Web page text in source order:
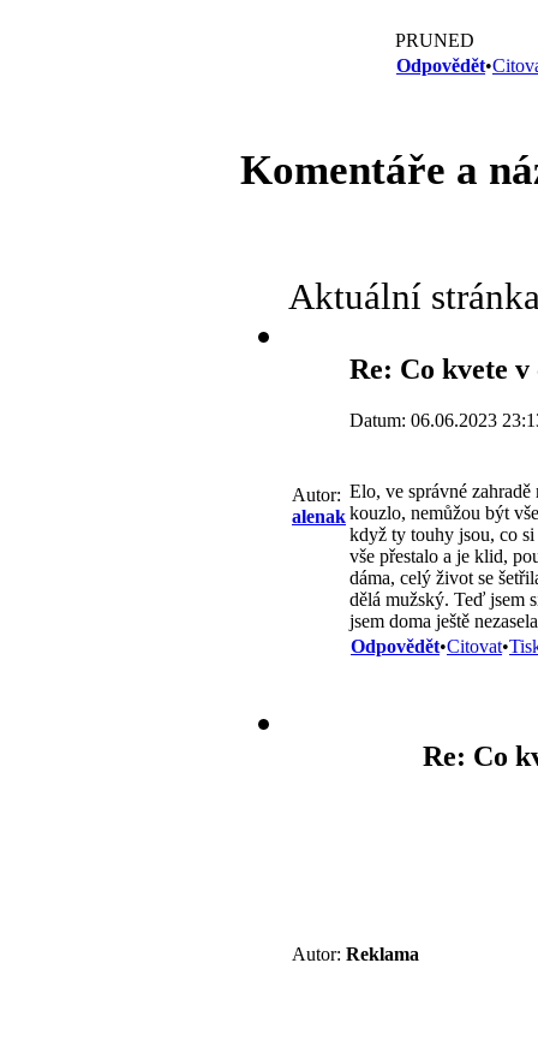
PRUNED
Odpovědět•
Komentáře a
Aktuální
Autor:
alenak
Re: Co kvete
Datum: 06.06.2023
Elo, ve správné
kouzlo, nemůžou být
když ty touhy jsou, co
vše přestalo a je klid,
dáma, celý život se
dělá mužský. Teď jsem
jsem doma ještě
Odpovědět•Citovat•
Autor: Reklama
Re: Co